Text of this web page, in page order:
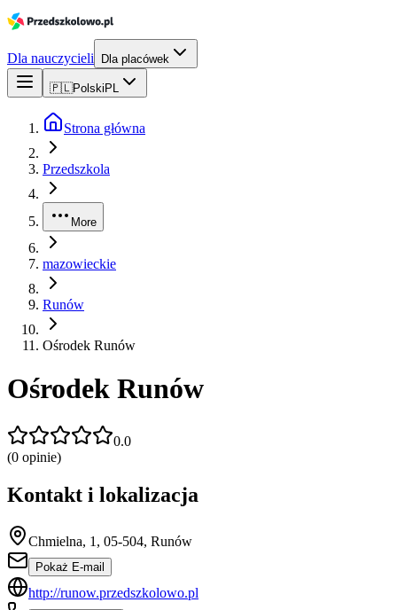
Dla nauczycieli Dla placówek
🇵🇱Polski PL
Strona główna
Przedszkola
More
mazowieckie
Runów
Ośrodek Runów
Ośrodek Runów
0.0
(0 opinie)
Kontakt i lokalizacja
Chmielna, 1, 05-504, Runów
Pokaż E-mail
http://runow.przedszkolowo.pl